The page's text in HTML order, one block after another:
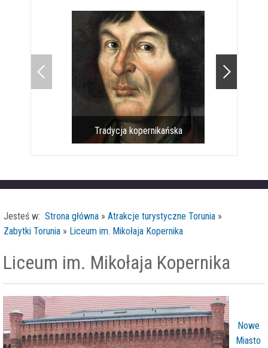
Tradycja kopernikańska
Jesteś w: Strona główna » Atrakcje turystyczne Torunia »
Zabytki Torunia » Liceum im. Mikołaja Kopernika
Liceum im. Mikołaja Kopernika
Nowe
Miasto